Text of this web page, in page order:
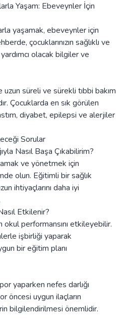
Yaşam: Ebeveynler İçin
yaşamak, ebeveynler için
çocuklarınızın sağlıklı ve
olacak bilgiler ve
süreli ve sürekli tıbbi bakım
Çocuklarda en sık görülen
diyabet, epilepsi ve alerjiler
Sorular
Nasıl Başa Çıkabilirim?
ve yönetmek için
olun. Eğitimli bir sağlık
ihtiyaçlarını daha iyi
Etkilenir?
okul performansını etkileyebilir.
işbirliği yaparak
bir eğitim planı
yaparken nefes darlığı
öncesi uygun ilaçların
bilgilendirilmesi önemlidir.